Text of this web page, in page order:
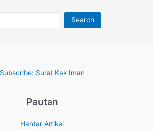
Search
Subscribe: Surat Kak Iman
Pautan
Hantar Artikel